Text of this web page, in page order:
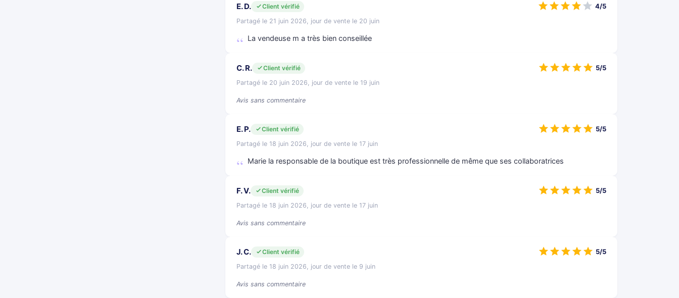
E. D.
Client vérifié
Partagé le 21 juin 2026, jour de vente le 20 juin
La vendeuse m a très bien conseillée
4/5
C. R.
Client vérifié
Partagé le 20 juin 2026, jour de vente le 19 juin
Avis sans commentaire
5/5
E. P.
Client vérifié
Partagé le 18 juin 2026, jour de vente le 17 juin
Marie la responsable de la boutique est très professionnelle de même que ses collaboratrices
5/5
F. V.
Client vérifié
Partagé le 18 juin 2026, jour de vente le 17 juin
Avis sans commentaire
5/5
J. C.
Client vérifié
Partagé le 18 juin 2026, jour de vente le 9 juin
Avis sans commentaire
5/5